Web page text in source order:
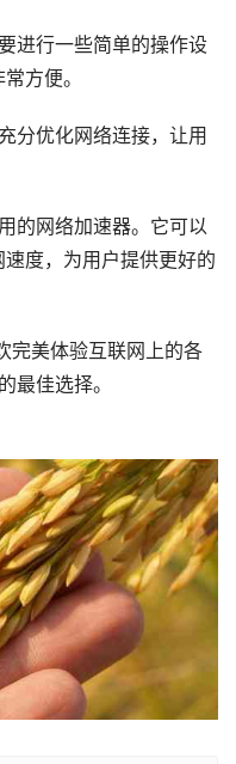
进行一些简单的操作设
方便。
分优化网络连接，让用
的网络加速器。它可以
度，为用户提供更好的
完美体验互联网上的各
最佳选择。